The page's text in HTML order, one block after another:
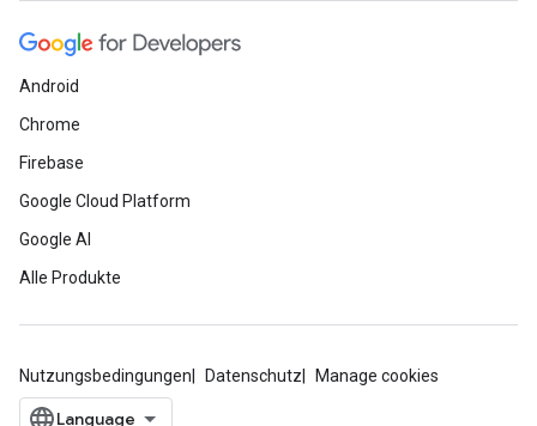
Android
Chrome
Firebase
Google Cloud Platform
Google AI
Alle Produkte
Nutzungsbedingungen Datenschutz Manage cookies